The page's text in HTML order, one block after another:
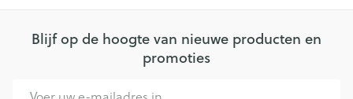
Blijf op de hoogte van nieuwe producten en
promoties